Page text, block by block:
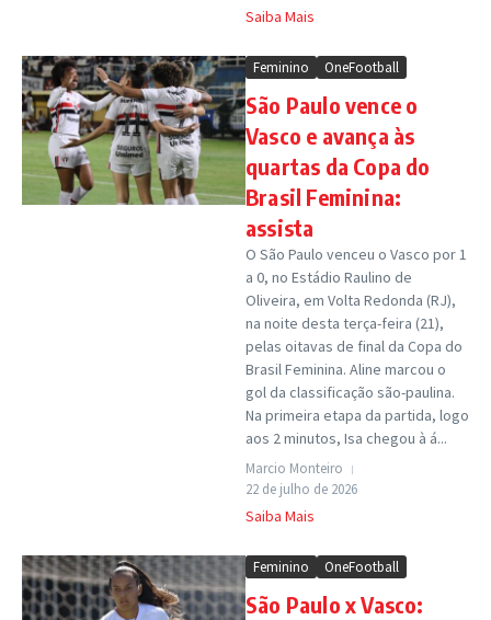
Saiba Mais
Feminino OneFootball
São Paulo vence o
Vasco e avança às
quartas da Copa do
Brasil Feminina:
assista
O São Paulo venceu o Vasco por 1
a 0, no Estádio Raulino de
Oliveira, em Volta Redonda (RJ),
na noite desta terça-feira (21),
pelas oitavas de final da Copa do
Brasil Feminina. Aline marcou o
gol da classificação são-paulina.
Na primeira etapa da partida, logo
aos 2 minutos, Isa chegou à á...
Marcio Monteiro
22 de julho de 2026
Saiba Mais
Feminino OneFootball
São Paulo x Vasco: